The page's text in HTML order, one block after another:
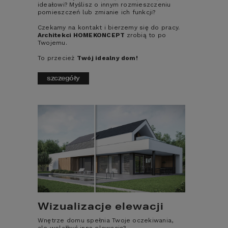
ideałowi? Myślisz o innym rozmieszczeniu
pomieszczeń lub zmianie ich funkcji?
Czekamy na kontakt i bierzemy się do pracy.
Architekci HOMEKONCEPT zrobią to po
Twojemu.
To przecież Twój idealny dom!
szczegóły
Wizualizacje elewacji
Wnętrze domu spełnia Twoje oczekiwania,
USŁUGI DODATKOWE
PROJEKTY DOMÓW
O NAS
Poniedziałek - Piątek: 8:00 - 17:00
Sobota: nieczynne
tel. (+48) 606 228 556
ul. Grzegórzecka 67F/1